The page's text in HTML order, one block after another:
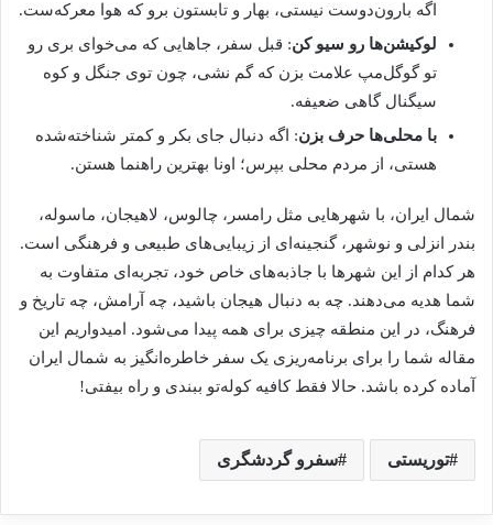
اگه بارون‌دوست نیستی، بهار و تابستون برو که هوا معرکه‌ست.
لوکیشن‌ها رو سیو کن: قبل سفر، جاهایی که می‌خوای بری رو
تو گوگل‌مپ علامت بزن که گم نشی، چون توی جنگل و کوه
سیگنال گاهی ضعیفه.
با محلی‌ها حرف بزن: اگه دنبال جای بکر و کمتر شناخته‌شده
هستی، از مردم محلی بپرس؛ اونا بهترین راهنما هستن.
شمال ایران، با شهرهایی مثل رامسر، چالوس، لاهیجان، ماسوله،
بندر انزلی و نوشهر، گنجینه‌ای از زیبایی‌های طبیعی و فرهنگی است.
هر کدام از این شهرها با جاذبه‌های خاص خود، تجربه‌ای متفاوت به
شما هدیه می‌دهند. چه به دنبال هیجان باشید، چه آرامش، چه تاریخ و
فرهنگ، در این منطقه چیزی برای همه پیدا می‌شود. امیدواریم این
مقاله شما را برای برنامه‌ریزی یک سفر خاطره‌انگیز به شمال ایران
آماده کرده باشد. حالا فقط کافیه کوله‌تو ببندی و راه بیفتی!
توریستی سفرو گردشگری